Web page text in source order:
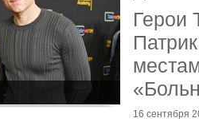
Герои
16 сентября